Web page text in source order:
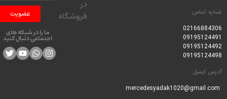
تماس
فروشگاه
عضویت
ما را در شبکه های
اجتماعی دنبال کنید